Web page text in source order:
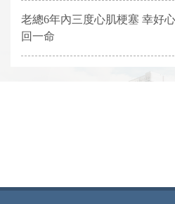
老總6年內三度心肌梗塞 幸好
回一命